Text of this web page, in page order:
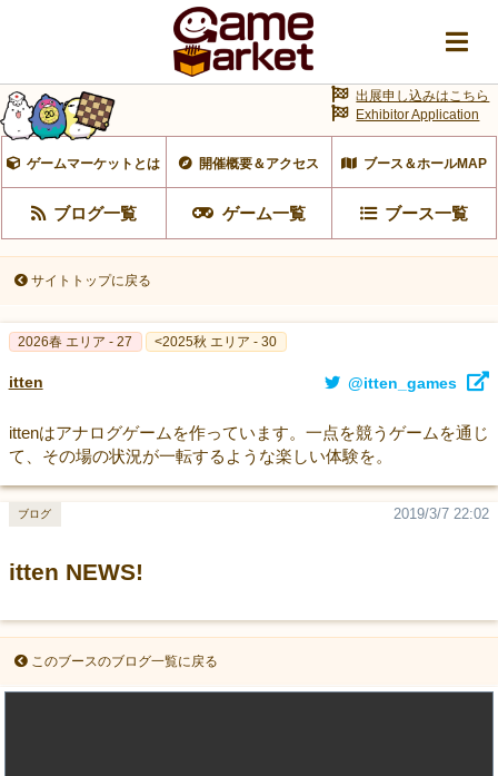
ゲームマーケットとは 開催概要＆アクセス ブース＆ホールMAP
ブログ一覧 ゲーム一覧 ブース一覧
出展申し込みはこちら
Exhibitor Application
サイトトップに戻る
2026春 エリア - 27 <2025秋 エリア - 30
itten @itten_games
ittenはアナログゲームを作っています。一点を競うゲームを通じ
て、その場の状況が一転するような楽しい体験を。
itten NEWS!
2019/3/7 22:02
ブログ
このブースのブログ一覧に戻る